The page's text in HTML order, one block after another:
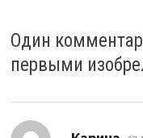
Один
первыми